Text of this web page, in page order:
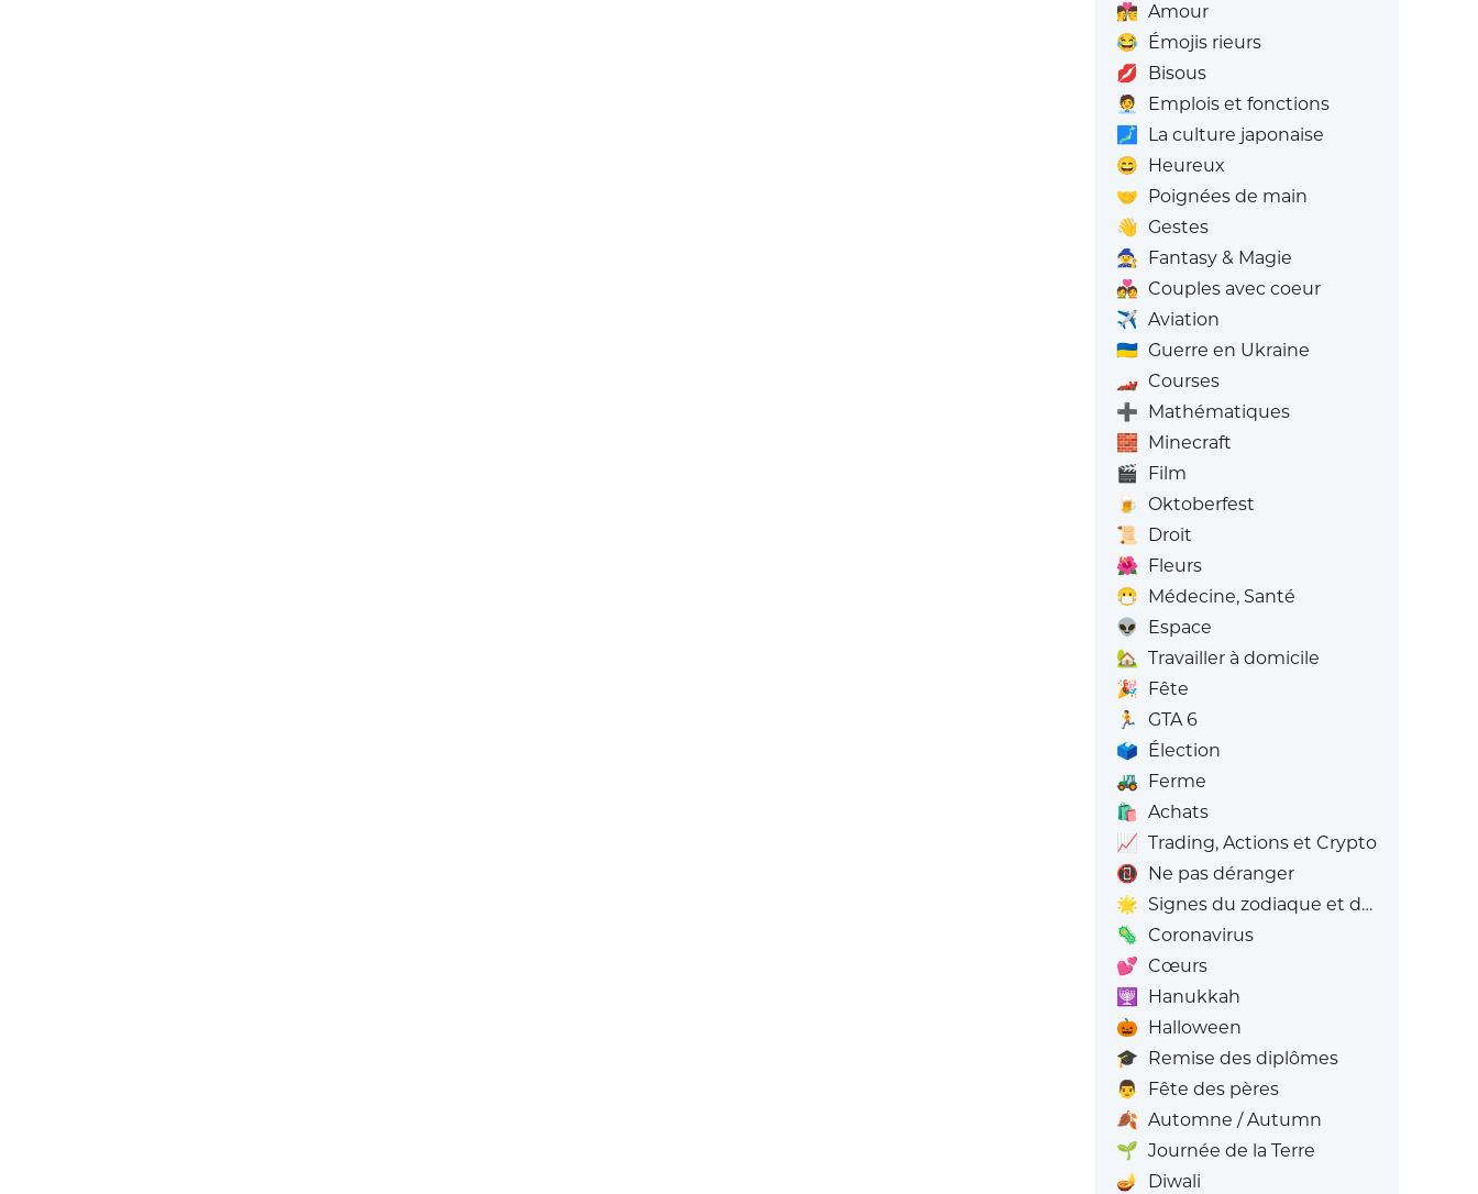
👩‍❤️‍💋‍👨 Amour
😂 Émojis rieurs
💋 Bisous
🧑‍💼
Emplois et fonctions
🗾
La culture japonaise
😄 Heureux
🤝 Poignées de main
👋 Gestes
🧙 Fantasy & Magie
💑 Couples avec coeur
✈️ Aviation
🇺🇦 Guerre en Ukraine
🏎️ Courses
➕ Mathématiques
🧱 Minecraft
🎬 Film
🍺
Oktoberfest
📜
Droit
🌺 Fleurs
😷 Médecine, Santé
👽
Espace
🏡 Travailler à domicile
🎉 Fête
🏃
GTA 6
🗳️ Élection
🚜 Ferme
🛍️ Achats
📈 Trading, Actions et Crypto
📵 Ne pas déranger
🌟 Signes du zodiaque et du zodiaque
🦠 Coronavirus
💕 Cœurs
🕎
Hanukkah
🎃 Halloween
🎓 Remise des diplômes
👨
Fête des pères
🍂 Automne / Autumn
🌱 Journée de la Terre
🪔
Diwali